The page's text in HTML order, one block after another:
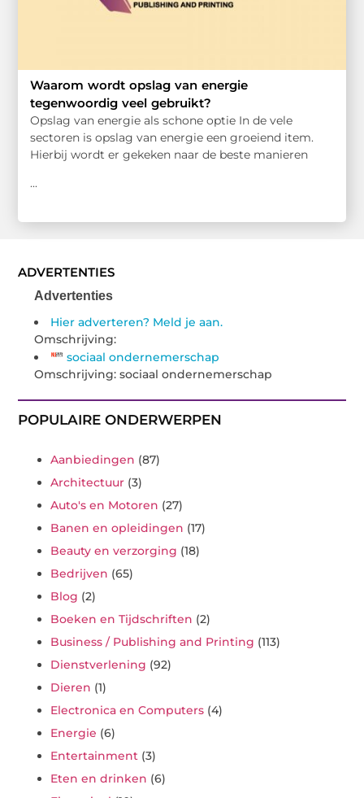
Waarom wordt opslag van energie
tegenwoordig veel gebruikt?
Opslag van energie als schone optie In de vele
sectoren is opslag van energie een groeiend item.
Hierbij wordt er gekeken naar de beste manieren
...
ADVERTENTIES
Advertenties
Hier adverteren? Meld je aan.
Omschrijving:
sociaal ondernemerschap
Omschrijving: sociaal ondernemerschap
POPULAIRE ONDERWERPEN
Aanbiedingen (87)
Architectuur (3)
Auto's en Motoren (27)
Banen en opleidingen (17)
Beauty en verzorging (18)
Bedrijven (65)
Blog (2)
Boeken en Tijdschriften (2)
Business / Publishing and Printing (113)
Dienstverlening (92)
Dieren (1)
Electronica en Computers (4)
Energie (6)
Entertainment (3)
Eten en drinken (6)